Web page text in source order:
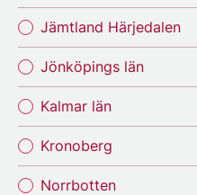
Jämtland Härjedalen
Jönköpings län
Kalmar län
Kronoberg
Norrbotten